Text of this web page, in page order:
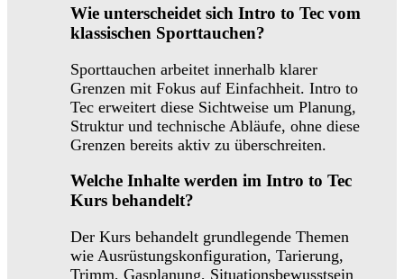
Wie unterscheidet sich Intro to Tec vom
klassischen Sporttauchen?
Sporttauchen arbeitet innerhalb klarer
Grenzen mit Fokus auf Einfachheit. Intro to
Tec erweitert diese Sichtweise um Planung,
Struktur und technische Abläufe, ohne diese
Grenzen bereits aktiv zu überschreiten.
Welche Inhalte werden im Intro to Tec
Kurs behandelt?
Der Kurs behandelt grundlegende Themen
wie Ausrüstungskonfiguration, Tarierung,
Trimm, Gasplanung, Situationsbewusstsein